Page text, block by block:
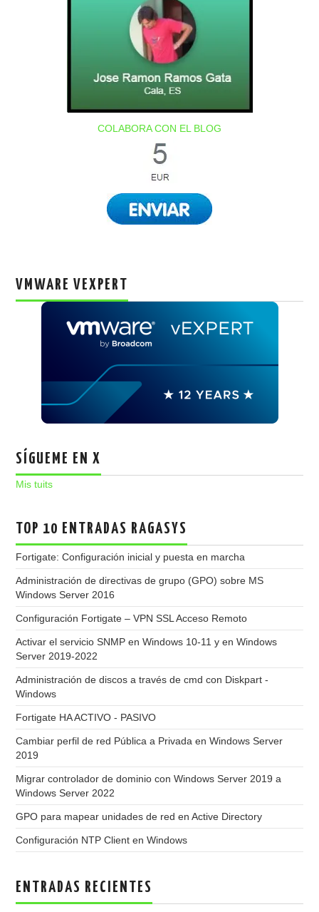
COLABORA CON EL BLOG
VMWARE VEXPERT
SÍGUEME EN X
Mis tuits
TOP 10 ENTRADAS RAGASYS
Fortigate: Configuración inicial y puesta en marcha
Administración de directivas de grupo (GPO) sobre MS
Windows Server 2016
Configuración Fortigate – VPN SSL Acceso Remoto
Activar el servicio SNMP en Windows 10-11 y en Windows
Server 2019-2022
Administración de discos a través de cmd con Diskpart -
Windows
Fortigate HA ACTIVO - PASIVO
Cambiar perfil de red Pública a Privada en Windows Server
2019
Migrar controlador de dominio con Windows Server 2019 a
Windows Server 2022
GPO para mapear unidades de red en Active Directory
Configuración NTP Client en Windows
ENTRADAS RECIENTES